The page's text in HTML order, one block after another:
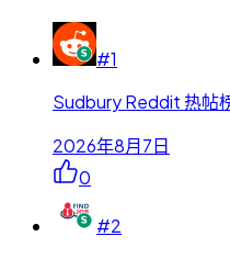
#1
Sudbury Reddit 热帖
2026年8月7日
0
#2